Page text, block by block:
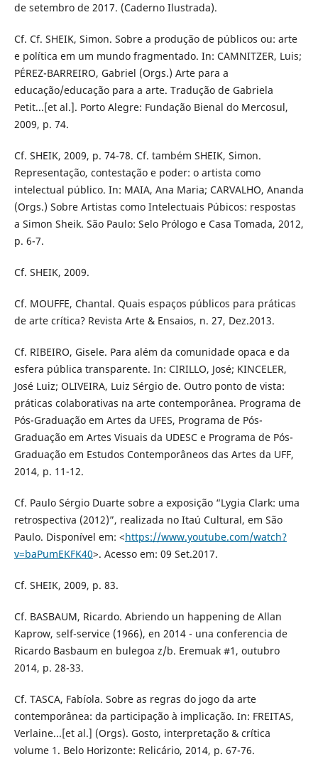
de setembro de 2017. (Caderno Ilustrada).
Cf. Cf. SHEIK, Simon. Sobre a produção de públicos ou: arte
e política em um mundo fragmentado. In: CAMNITZER, Luis;
PÉREZ-BARREIRO, Gabriel (Orgs.) Arte para a
educação/educação para a arte. Tradução de Gabriela
Petit...[et al.]. Porto Alegre: Fundação Bienal do Mercosul,
2009, p. 74.
Cf. SHEIK, 2009, p. 74-78. Cf. também SHEIK, Simon.
Representação, contestação e poder: o artista como
intelectual público. In: MAIA, Ana Maria; CARVALHO, Ananda
(Orgs.) Sobre Artistas como Intelectuais Púbicos: respostas
a Simon Sheik. São Paulo: Selo Prólogo e Casa Tomada, 2012,
p. 6-7.
Cf. SHEIK, 2009.
Cf. MOUFFE, Chantal. Quais espaços públicos para práticas
de arte crítica? Revista Arte & Ensaios, n. 27, Dez.2013.
Cf. RIBEIRO, Gisele. Para além da comunidade opaca e da
esfera pública transparente. In: CIRILLO, José; KINCELER,
José Luiz; OLIVEIRA, Luiz Sérgio de. Outro ponto de vista:
práticas colaborativas na arte contemporânea. Programa de
Pós-Graduação em Artes da UFES, Programa de Pós-
Graduação em Artes Visuais da UDESC e Programa de Pós-
Graduação em Estudos Contemporâneos das Artes da UFF,
2014, p. 11-12.
Cf. Paulo Sérgio Duarte sobre a exposição “Lygia Clark: uma
retrospectiva (2012)”, realizada no Itaú Cultural, em São
Paulo. Disponível em: <https://www.youtube.com/watch?
v=baPumEKFK40>. Acesso em: 09 Set.2017.
Cf. SHEIK, 2009, p. 83.
Cf. BASBAUM, Ricardo. Abriendo un happening de Allan
Kaprow, self-service (1966), en 2014 - una conferencia de
Ricardo Basbaum en bulegoa z/b. Eremuak #1, outubro
2014, p. 28-33.
Cf. TASCA, Fabíola. Sobre as regras do jogo da arte
contemporânea: da participação à implicação. In: FREITAS,
Verlaine...[et al.] (Orgs). Gosto, interpretação & crítica
volume 1. Belo Horizonte: Relicário, 2014, p. 67-76.